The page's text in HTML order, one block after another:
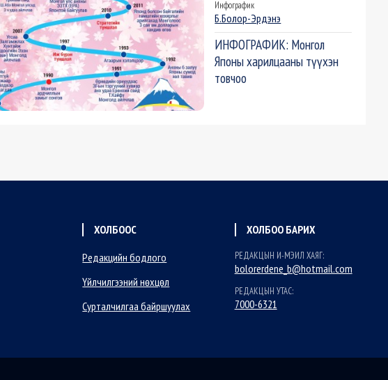
Инфографик
Б.Болор-Эрдэнэ
ИНФОГРАФИК: Монгол
Японы харилцааны түүхэн
товчоо
ХОЛБООС
Редакцийн бодлого
Үйлчилгээний нөхцөл
Сурталчилгаа байршуулах
ХОЛБОО БАРИХ
РЕДАКЦЫН И-МЭИЛ ХАЯГ:
bolorerdene_b@hotmail.com
РЕДАКЦЫН УТАС:
7000-6321